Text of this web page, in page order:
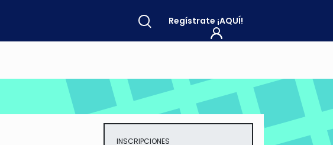
Regístrate ¡AQUÍ!
INSCRIPCIONES